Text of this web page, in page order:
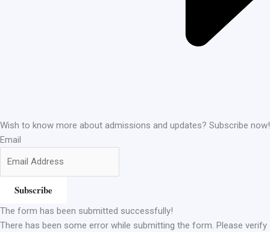
Wish to know more about admissions and updates? Subscribe now!
Email
Subscribe
The form has been submitted successfully!
There has been some error while submitting the form. Please verify